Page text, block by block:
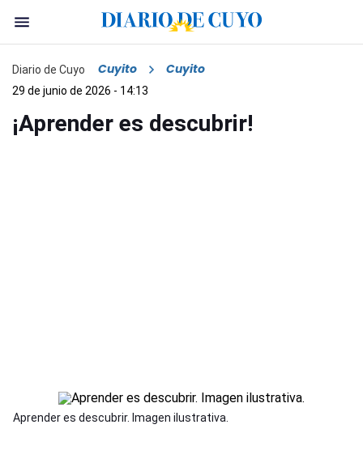
Diario de Cuyo Cuyito Cuyito
29 de junio de 2026 - 14:13
¡Aprender es descubrir!
Aprender es descubrir. Imagen ilustrativa.